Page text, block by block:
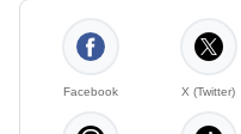
Facebook X (Twitter)